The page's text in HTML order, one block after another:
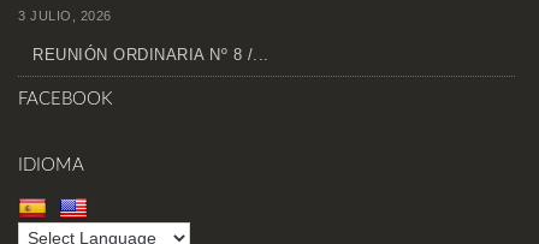
3 JULIO, 2026
REUNIÓN ORDINARIA Nº 8 /...
FACEBOOK
IDIOMA